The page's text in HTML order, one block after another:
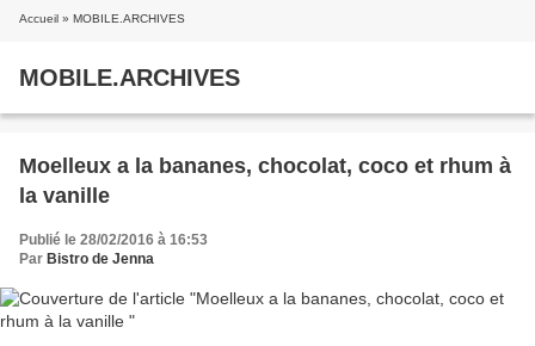
Accueil » MOBILE.ARCHIVES
MOBILE.ARCHIVES
Moelleux a la bananes, chocolat, coco et rhum à
la vanille
Publié le 28/02/2016 à 16:53
Par Bistro de Jenna